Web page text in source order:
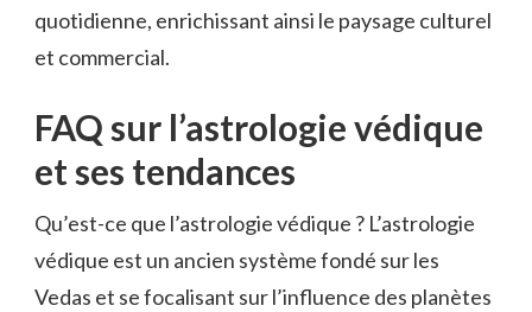
quotidienne, enrichissant ainsi le paysage culturel
et commercial.
FAQ sur l’astrologie védique
et ses tendances
Qu’est-ce que l’astrologie védique ? L’astrologie
védique est un ancien système fondé sur les
Vedas et se focalisant sur l’influence des planètes